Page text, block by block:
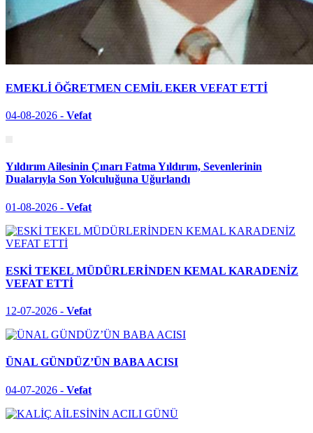
EMEKLİ ÖĞRETMEN CEMİL EKER VEFAT ETTİ
04-08-2026 - Vefat
Yıldırım Ailesinin Çınarı Fatma Yıldırım, Sevenlerinin
Dualarıyla Son Yolculuğuna Uğurlandı
01-08-2026 - Vefat
ESKİ TEKEL MÜDÜRLERİNDEN KEMAL KARADENİZ
VEFAT ETTİ
12-07-2026 - Vefat
ÜNAL GÜNDÜZ’ÜN BABA ACISI
04-07-2026 - Vefat